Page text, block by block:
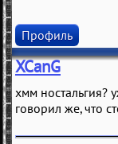
Профиль
XCanG
хмм ностальгия?
говорил же, что